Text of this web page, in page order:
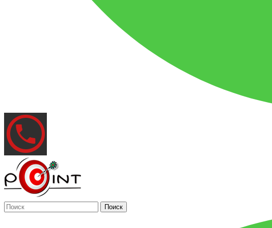
Поиск